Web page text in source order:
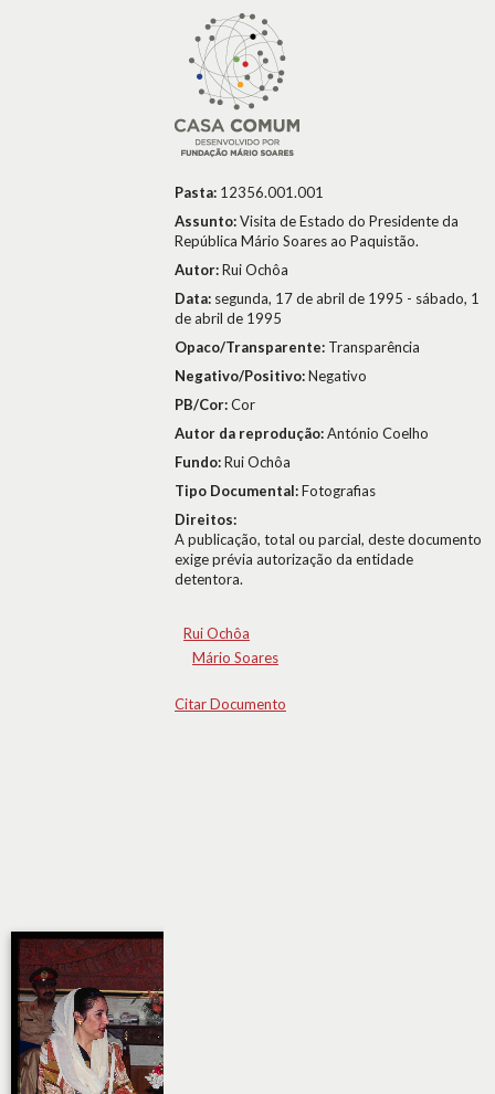
Pasta: 12356.001.001
Assunto:Visita de Estado do Presidente da
República Mário Soares ao Paquistão.
Autor:Rui Ochôa
Data: segunda, 17 de abril de 1995 - sábado, 1
de abril de 1995
Opaco/Transparente: Transparência
Negativo/Positivo:Negativo
PB/Cor:Cor
Autor da reprodução:António Coelho
Fundo:Rui Ochôa
Tipo Documental:Fotografias
Direitos:
A publicação, total ou parcial, deste documento
exige prévia autorização da entidade
detentora.
Rui Ochôa
Mário Soares
Citar Documento